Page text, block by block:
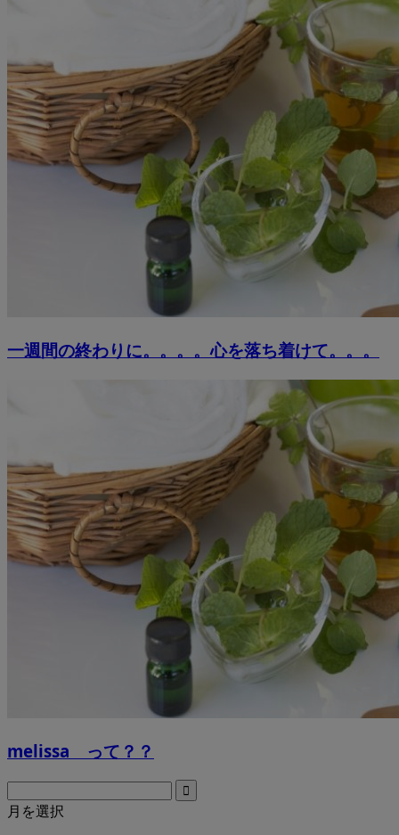
一週間の終わりに。。。。心を落ち着けて。。。
melissa って？？
月を選択